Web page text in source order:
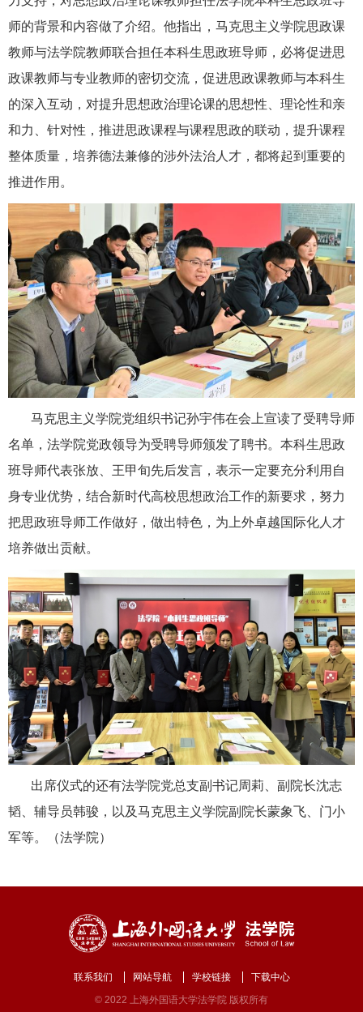
师的背景和内容做了介绍。他指出，马克思主义学院思政课
教师与法学院教师联合担任本科生思政班导师，必将促进思
政课教师与专业教师的密切交流，促进思政课教师与本科生
的深入互动，对提升思想政治理论课的思想性、理论性和亲
和力、针对性，推进思政课程与课程思政的联动，提升课程
整体质量，培养德法兼修的涉外法治人才，都将起到重要的
推进作用。
马克思主义学院党组织书记孙宇伟在会上宣读了受聘导师
名单，法学院党政领导为受聘导师颁发了聘书。本科生思政
班导师代表张放、王甲旬先后发言，表示一定要充分利用自
身专业优势，结合新时代高校思想政治工作的新要求，努力
把思政班导师工作做好，做出特色，为上外卓越国际化人才
培养做出贡献。
出席仪式的还有法学院党总支副书记周莉、副院长沈志
韬、辅导员韩骏，以及马克思主义学院副院长蒙象飞、门小
军等。（法学院）
联系我们 网站导航 学校链接
下载中心
© 2022 上海外国语大学法学院 版权所有